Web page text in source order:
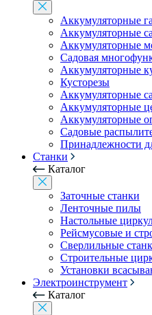
Аккумуляторные
Аккумуляторные
Аккумуляторные
Садовая
Аккумуляторные
Кусторезы
Аккумуляторные
Аккумуляторные
Аккумуляторные
Садовые
Принадлежности
Станки
Каталог
Заточные станки
Ленточные пилы
Настольные
Рейсмусовые и
Сверлильные
Строительные
Установки
Электроинструмент
Каталог